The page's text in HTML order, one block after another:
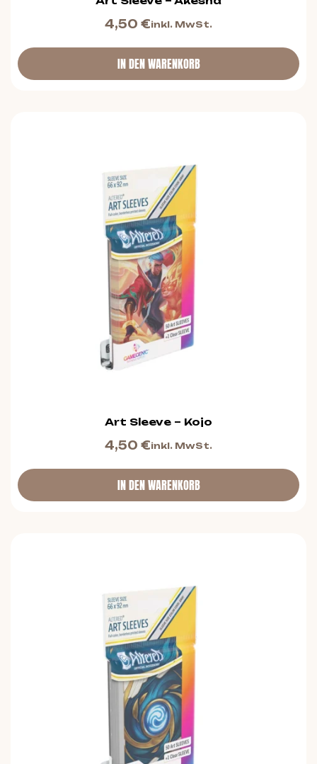
4,50 €inkl. MwSt.
IN DEN WARENKORB
Art Sleeve – Kojo
4,50 €inkl. MwSt.
IN DEN WARENKORB